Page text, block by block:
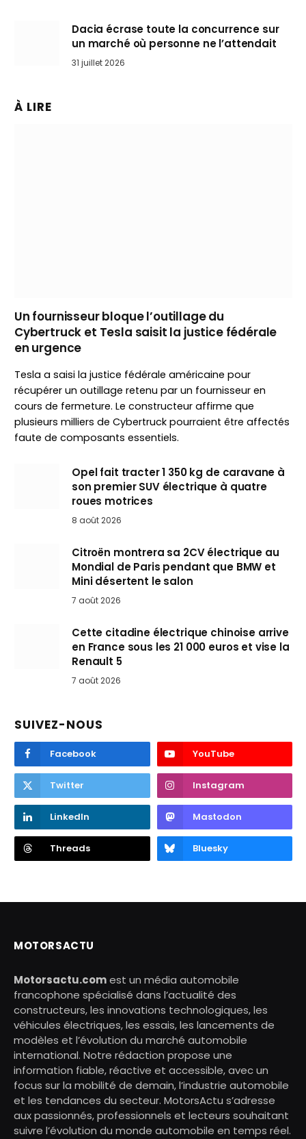
Dacia écrase toute la concurrence sur
un marché où personne ne l’attendait
31 juillet 2026
À LIRE
Un fournisseur bloque l’outillage du
Cybertruck et Tesla saisit la justice fédérale
en urgence
Tesla a saisi la justice fédérale américaine pour
récupérer un outillage retenu par un fournisseur en
cours de fermeture. Le constructeur affirme que
plusieurs milliers de Cybertruck pourraient être affectés
faute de composants essentiels.
Opel fait tracter 1 350 kg de caravane à
son premier SUV électrique à quatre
roues motrices
8 août 2026
Citroën montrera sa 2CV électrique au
Mondial de Paris pendant que BMW et
Mini désertent le salon
7 août 2026
Cette citadine électrique chinoise arrive
en France sous les 21 000 euros et vise la
Renault 5
7 août 2026
SUIVEZ-NOUS
Facebook YouTube
Twitter Instagram
LinkedIn Mastodon
Threads Bluesky
MOTORSACTU
Motorsactu.comest un média automobile
francophone spécialisé dans l’actualité des
constructeurs, les innovations technologiques, les
véhicules électriques, les essais, les lancements de
modèles et l’évolution du marché automobile
international. Notre rédaction propose une
information fiable, réactive et accessible, avec un
focus sur la mobilité de demain, l’industrie automobile
et les tendances du secteur. MotorsActu s’adresse
aux passionnés, professionnels et lecteurs souhaitant
suivre l’évolution du monde automobile en temps réel.